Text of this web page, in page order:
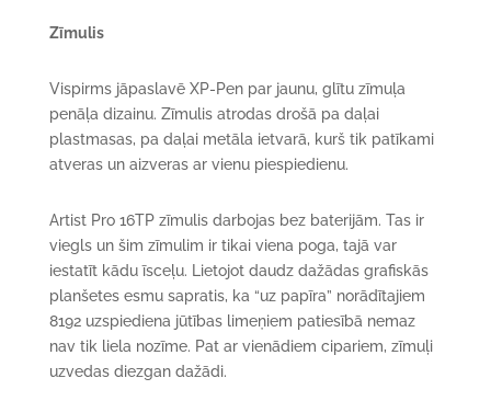
Zīmulis
Vispirms jāpaslavē XP-Pen par jaunu, glītu zīmuļa
penāļa dizainu. Zīmulis atrodas drošā pa daļai
plastmasas, pa daļai metāla ietvarā, kurš tik patīkami
atveras un aizveras ar vienu piespiedienu.
Artist Pro 16TP zīmulis darbojas bez baterijām. Tas ir
viegls un šim zīmulim ir tikai viena poga, tajā var
iestatīt kādu īsceļu. Lietojot daudz dažādas grafiskās
planšetes esmu sapratis, ka “uz papīra” norādītajiem
8192 uzspiediena jūtības limeņiem patiesībā nemaz
nav tik liela nozīme. Pat ar vienādiem cipariem, zīmuļi
uzvedas diezgan dažādi.